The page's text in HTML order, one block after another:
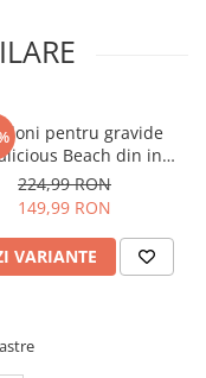
pentru gravide
Beach din in -
verde
224,99 RON
149,99 RON
VARIANTE